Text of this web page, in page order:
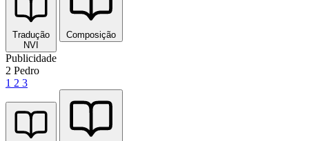
Tradução
NVI
Composição
Publicidade
2 Pedro
1 2 3